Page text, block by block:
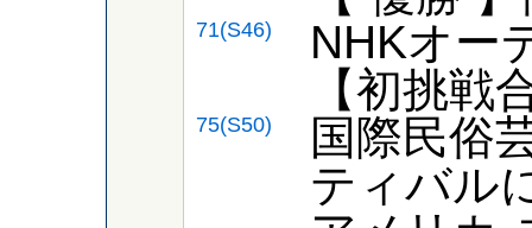
71(S46)
NHKオー
【初挑戦
75(S50)
国際民俗
ティバル